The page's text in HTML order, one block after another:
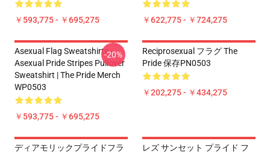
￥593,775 - ￥695,275 ￥622,775 - ￥724,275
Asexual Flag Sweatshirts -
Asexual Pride Stripes Pullover
Sweatshirt | The Pride Merch
WP0503
￥593,775 - ￥695,275
-20%
Reciprosexual フラグ The
Pride 保存PN0503
￥202,275 - ￥434,275
ディアモリックプライドフラ
レズ サンセット プライド フ